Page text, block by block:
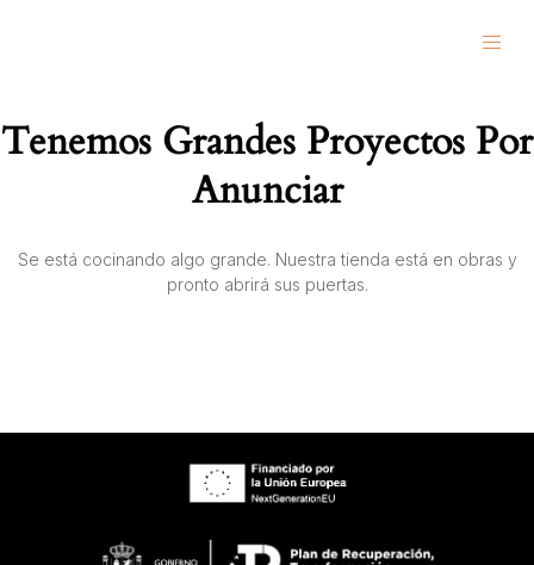
Tenemos Grandes Proyectos Por
Anunciar
Se está cocinando algo grande. Nuestra tienda está en obras y
pronto abrirá sus puertas.